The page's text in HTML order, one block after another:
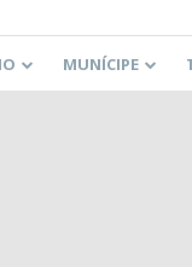
MUNÍCIPE